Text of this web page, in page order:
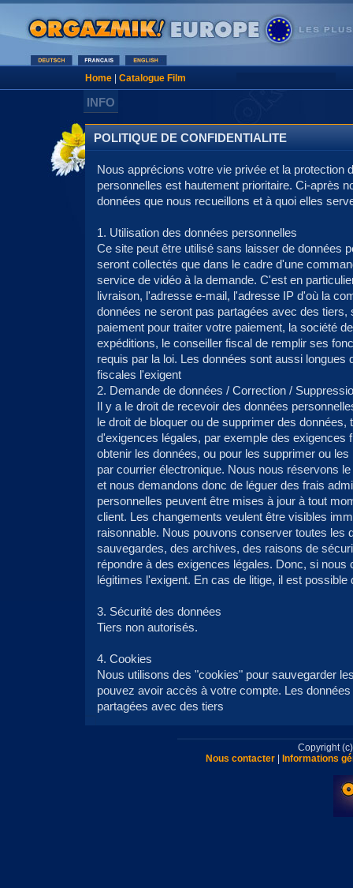
Home| Catalogue Film
INFO
POLITIQUE DE CONFIDENTIALITE
Nous apprécions votre vie privée et la protection
personnelles est hautement prioritaire. Ci-après
données que nous recueillons et à quoi elles
1. Utilisation des données personnelles
Ce site peut être utilisé sans laisser de données
seront collectés que dans le cadre d'une
service de vidéo à la demande. C'est en
livraison, l'adresse e-mail, l'adresse IP d'où la
données ne seront pas partagées avec des tiers,
paiement pour traiter votre paiement, la société
expéditions, le conseiller fiscal de remplir ses
requis par la loi. Les données sont aussi longues
fiscales l'exigent
2. Demande de données / Correction /
Il y a le droit de recevoir des données
le droit de bloquer ou de supprimer des données,
d'exigences légales, par exemple des exigences
obtenir les données, ou pour les supprimer ou
par courrier électronique. Nous nous réservons
et nous demandons donc de léguer des frais
personnelles peuvent être mises à jour à tout
client. Les changements veulent être visibles
raisonnable. Nous pouvons conserver toutes les
sauvegardes, des archives, des raisons de
répondre à des exigences légales. Donc, si nous
légitimes l'exigent. En cas de litige, il est
3. Sécurité des données
Tiers non autorisés.
4. Cookies
Nous utilisons des "cookies" pour sauvegarder
pouvez avoir accès à votre compte. Les
partagées avec des tiers
Copyright
Nous contacter| Informations